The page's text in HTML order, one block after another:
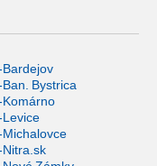
Bardejov
Bystrica
Komárno
Levice
Michalovce
Nitra.sk